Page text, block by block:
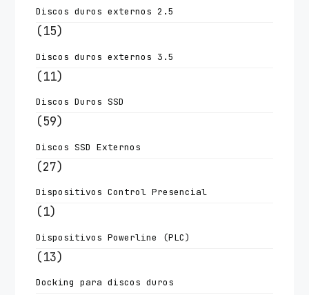
Discos duros externos 2.5
(15)
Discos duros externos 3.5
(11)
Discos Duros SSD
(59)
Discos SSD Externos
(27)
Dispositivos Control Presencial
(1)
Dispositivos Powerline (PLC)
(13)
Docking para discos duros